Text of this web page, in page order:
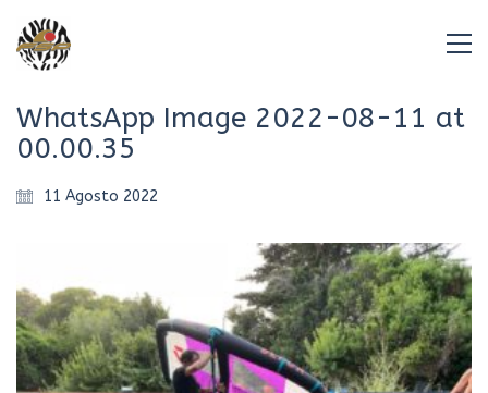
WhatsApp Image 2022-08-11 at
00.00.35
11 Agosto 2022